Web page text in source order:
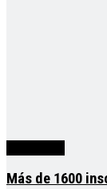
Más de 1600